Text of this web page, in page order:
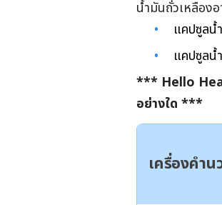
น้ำมันถั่วเหลือง
แคปซูลน้
แคปซูลน้
*** Hello
อย่างใด ***
เครื่องคำ